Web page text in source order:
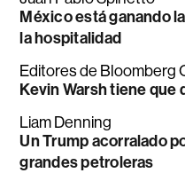
México está ganando
la hospitalidad
Editores de Bloomberg
Kevin Warsh tiene que
Liam Denning
Un Trump acorralado
grandes petroleras